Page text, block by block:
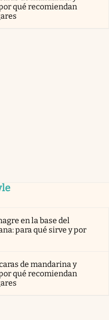
qué recomiendan
en la base del
para qué sirve y por
de mandarina y
qué recomiendan